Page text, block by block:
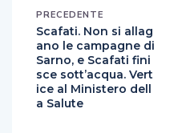
PRECEDENTE
Scafati. Non si allag
ano le campagne di
Sarno, e Scafati fini
sce sott’acqua. Vert
ice al Ministero dell
a Salute